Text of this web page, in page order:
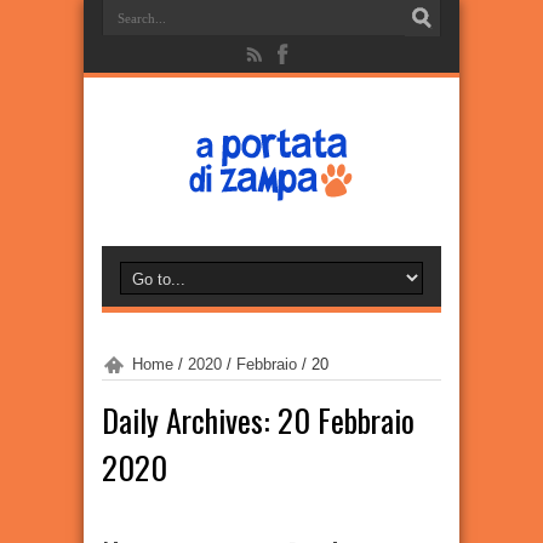
Home / 2020 / Febbraio / 20
Daily Archives: 20 Febbraio
2020